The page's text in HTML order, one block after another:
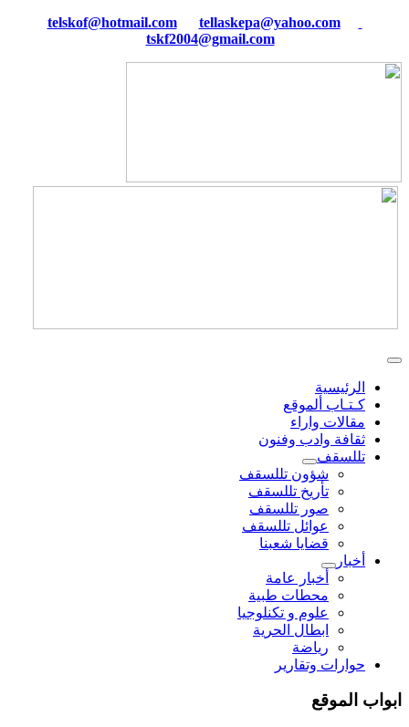
tellaskepa@yahoo.com
tskf2004@gmail.com
الرئيسية
كـتـاب ألموقع
مقالات واراء
ثقافة وادب وفنون
تللسقف
شؤون تللسقف
تأريخ تللسقف
صور تللسقف
عوائل تللسقف
قضايا شعبنا
أخبار
أخبار عامة
محطات طبية
علوم و تکنلوجیا
ابطال الحرية
رياضة
حوارات وتقارير
ابواب الموقع